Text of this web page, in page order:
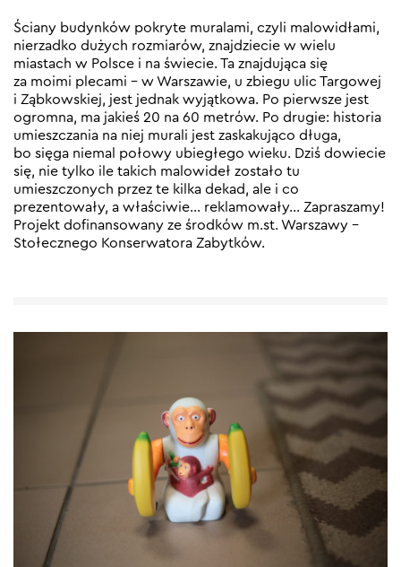
Ściany budynków pokryte muralami, czyli malowidłami,
nierzadko dużych rozmiarów, znajdziecie w wielu
miastach w Polsce i na świecie. Ta znajdująca się
za moimi plecami – w Warszawie, u zbiegu ulic Targowej
i Ząbkowskiej, jest jednak wyjątkowa. Po pierwsze jest
ogromna, ma jakieś 20 na 60 metrów. Po drugie: historia
umieszczania na niej murali jest zaskakująco długa,
bo sięga niemal połowy ubiegłego wieku. Dziś dowiecie
się, nie tylko ile takich malowideł zostało tu
umieszczonych przez te kilka dekad, ale i co
prezentowały, a właściwie… reklamowały… Zapraszamy!
Projekt dofinansowany ze środków m.st. Warszawy –
Stołecznego Konserwatora Zabytków.